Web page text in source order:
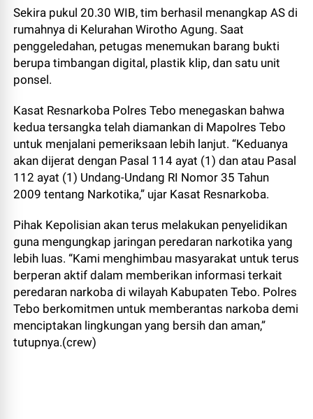
Sekira pukul 20.30 WIB, tim berhasil menangkap AS di
rumahnya di Kelurahan Wirotho Agung. Saat
penggeledahan, petugas menemukan barang bukti
berupa timbangan digital, plastik klip, dan satu unit
ponsel.
Kasat Resnarkoba Polres Tebo menegaskan bahwa
kedua tersangka telah diamankan di Mapolres Tebo
untuk menjalani pemeriksaan lebih lanjut. “Keduanya
akan dijerat dengan Pasal 114 ayat (1) dan atau Pasal
112 ayat (1) Undang-Undang RI Nomor 35 Tahun
2009 tentang Narkotika,” ujar Kasat Resnarkoba.
Pihak Kepolisian akan terus melakukan penyelidikan
guna mengungkap jaringan peredaran narkotika yang
lebih luas. “Kami menghimbau masyarakat untuk terus
berperan aktif dalam memberikan informasi terkait
peredaran narkoba di wilayah Kabupaten Tebo. Polres
Tebo berkomitmen untuk memberantas narkoba demi
menciptakan lingkungan yang bersih dan aman,”
tutupnya.(crew)